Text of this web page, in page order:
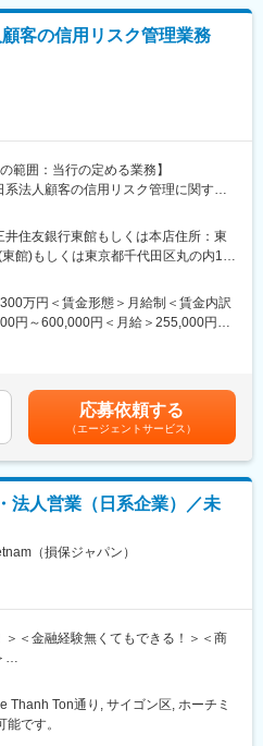
環境・エネルギー分野など成長領域
務
アランスグループホールディングス
駿河台3-9
立され（当時の名称は国際管理部）、
ープには約10名在籍しています。男女
で、幅広い年代と専門性を持つメンバ
、コンサルティングファーム、公務
、多様なバックグラウンドを持つメ
ていただきます。会議資料や運営状
流れや各拠点の特徴を理解いただき、
きます。
得し、現地への改善支援や関係部門
きます。将来的には、単なるモニタリ
意思決定を支える提案・推進役として
務
客の信用リスク管理業務
範囲：当行の定める業務】
系法人顧客の信用リスク管理に関する
理体制・運営状況に関する監督・指導
付の決定
るポートフォリオ管理・与信運営・与
現地当局の監督・検査対応
ルを磨き、上席審査役等の上位決裁
ンドン・シンガポール等他の海外審
・経験の習得を目指す
部（海外営業部・本店）で非日系与
井住友銀行東館もしくは本店住所：東
館)もしくは東京都千代田区丸の内1-
万円＜賃金形態＞月給制＜賃金内訳
円～600,000円＜月給＞255,000円～
る可能性があります。月給(月額)は固定
応募依頼する
（エージェントサービス）
法人営業（日系企業）／未
（損保ジャパン）
＞＜金融経験無くてもできる！＞＜商
災保険や賠償責任保険等）営業を担
Thanh Ton通り, サイゴン区, ホーチミ
です。